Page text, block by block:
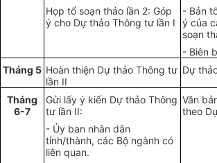
Họp tổ soạn thảo lần 2: Góp
ý cho Dự thảo Thông tư lần I
- Bản
ý của
soạn
- Biên
Tháng 5 Hoàn thiện Dự thảo Thông tư
lần II
Dự
Tháng
6-7
Gửi lấy ý kiến Dự thảo Thông
tư lần II:
- Ủy ban nhân dân
tỉnh/thành, các Bộ ngành có
liên quan.
Văn
theo